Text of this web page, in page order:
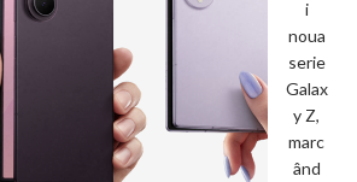
i
noua
serie
Galax
y Z,
marc
ând